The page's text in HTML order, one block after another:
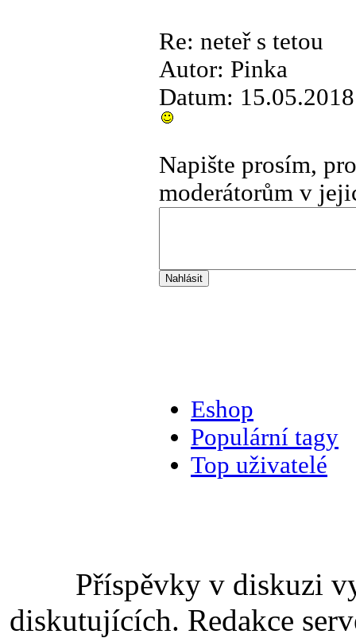
Re: neteř s tetou
Autor: Pinka
Datum:
Napište prosím,
moderátorům v
Eshop
Populární tagy
Top uživatelé
Příspěvky v diskuzi
diskutujících. Redakce